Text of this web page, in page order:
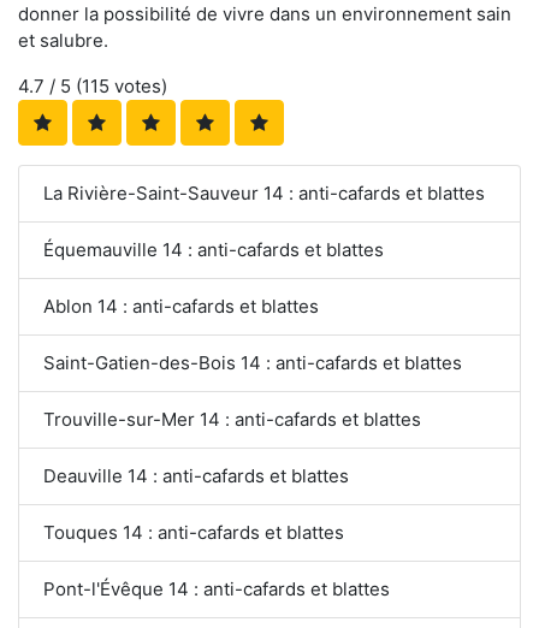
donner la possibilité de vivre dans un environnement sain
et salubre.
4.7 / 5 (115 votes)
La Rivière-Saint-Sauveur 14 : anti-cafards et blattes
Équemauville 14 : anti-cafards et blattes
Ablon 14 : anti-cafards et blattes
Saint-Gatien-des-Bois 14 : anti-cafards et blattes
Trouville-sur-Mer 14 : anti-cafards et blattes
Deauville 14 : anti-cafards et blattes
Touques 14 : anti-cafards et blattes
Pont-l'Évêque 14 : anti-cafards et blattes